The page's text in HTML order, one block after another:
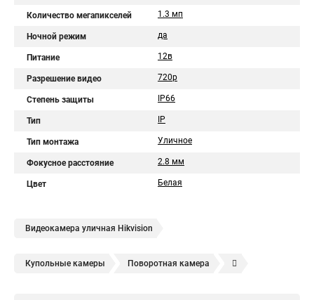
Количество мегапикселей 1.3 мп
Ночной режим да
Питание 12в
Разрешение видео 720p
Степень защиты IP66
Тип IP
Тип монтажа Уличное
Фокусное расстояние 2.8 мм
Цвет Белая
Видеокамера уличная Hikvision
Купольные камеры Поворотная камера